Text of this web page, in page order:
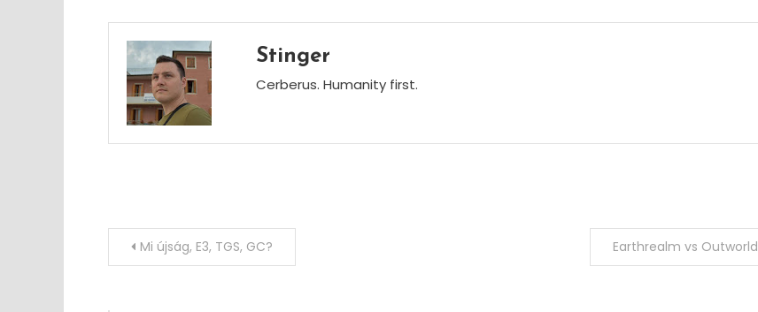
Stinger
Cerberus. Humanity first.
PostMi újság, E3, TGS, GC? Earthrealm vs Outworld